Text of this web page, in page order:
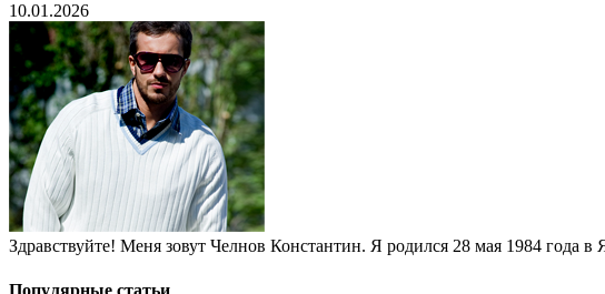
10.01.2026
Здравствуйте! Меня зовут Челнов Константин. Я родился 28 мая 1984 года в
Популярные статьи